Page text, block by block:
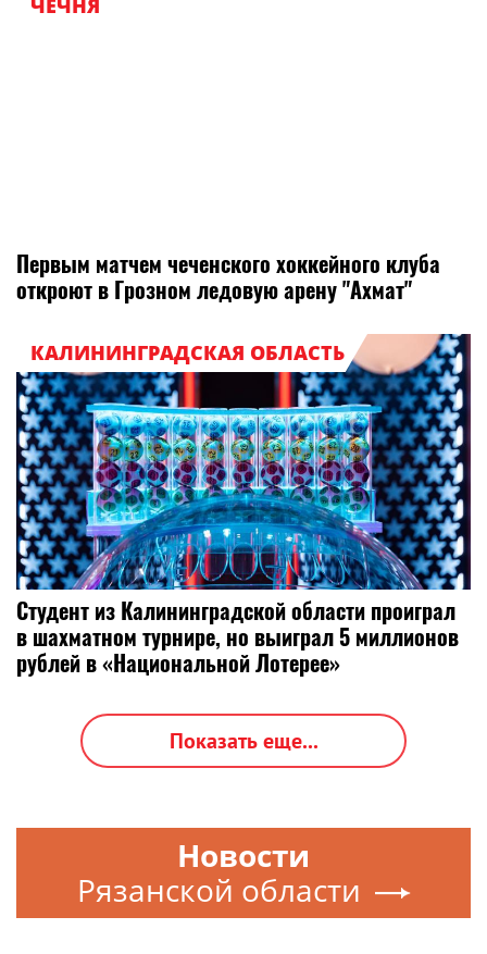
ЧЕЧНЯ
Первым матчем чеченского хоккейного клуба
откроют в Грозном ледовую арену "Ахмат"
КАЛИНИНГРАДСКАЯ ОБЛАСТЬ
Студент из Калининградской области проиграл
в шахматном турнире, но выиграл 5 миллионов
рублей в «Национальной Лотерее»
Показать еще...
Новости
Рязанской области